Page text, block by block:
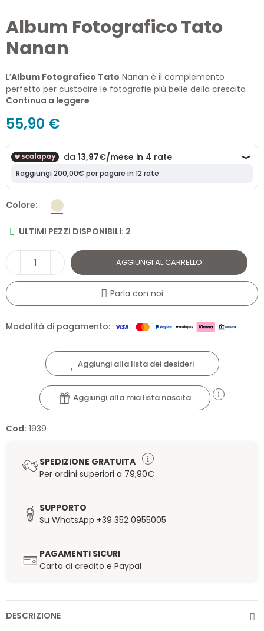
Album Fotografico Tato
Nanan
L’Album Fotografico Tato Nanan è il complemento
perfetto per custodire le fotografie più belle della crescita
del bambino. Impreziosito dal dolce peluche Tato applicato
conserva per sempre i momenti più emozionanti dei primi
album fotografico
Continua a leggere
55,90 €
Colore
ULTIMI PEZZI DISPONIBILI: 2
AGGIUNGI AL CARRELLO
Parla con noi
Modalità di pagamento:
Aggiungi alla lista dei desideri
Aggiungi alla mia lista nascita
Cod: 1939
SPEDIZIONE GRATUITA
Per ordini superiori a 79,90€
SUPPORTO
Su WhatsApp +39 352 0955005
PAGAMENTI SICURI
Carta di credito e Paypal
DESCRIZIONE